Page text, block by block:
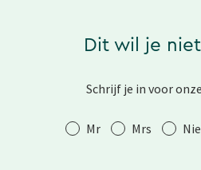
Dit wil je
Schrijf je in voor
Aanhef Mr Mrs